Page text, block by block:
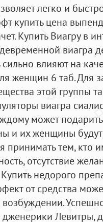
легко и
купить цена
Купить Виагру в
виагра
влияют на
женщин 6 таб. Для
этой группы
виагра
может
и их женщины
принимать тем, кто
отсутствие
недорого
от средства
возбуждении.
Левитры,